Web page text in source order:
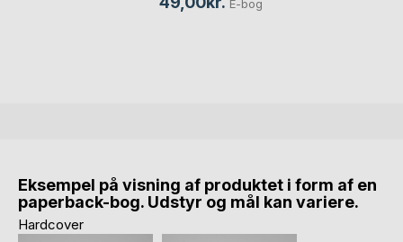
E-bog
Eksempel på visning af produktet i form af en
paperback-bog. Udstyr og mål kan variere.
Hardcover